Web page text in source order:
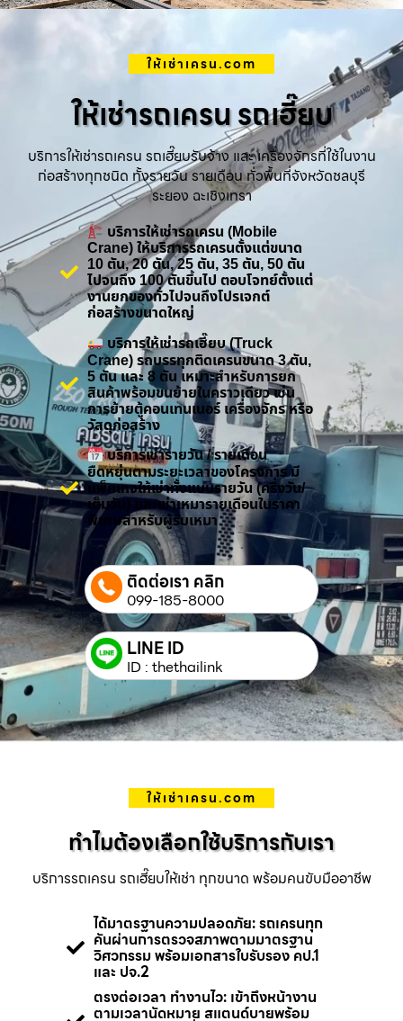
ให้เช่าเครน.com
ให้เช่ารถเครน รถเฮี๊ยบ
บริการให้เช่ารถเครน รถเฮี๊ยบรับจ้าง และ เครื่องจักรที่ใช้ในงาน
ก่อสร้างทุกชนิด ทั้งรายวัน รายเดือน ทั่วพื้นที่จังหวัดชลบุรี
ระยอง ฉะเชิงเทรา
บริการให้เช่ารถเครน (Mobile
Crane) ให้บริการรถเครนตั้งแต่ขนาด
10 ตัน, 20 ตัน, 25 ตัน, 35 ตัน, 50 ตัน
ไปจนถึง 100 ตันขึ้นไป ตอบโจทย์ตั้งแต่
งานยกของทั่วไปจนถึงโปรเจกต์
ก่อสร้างขนาดใหญ่
บริการให้เช่ารถเฮี๊ยบ (Truck
Crane) รถบรรทุกติดเครนขนาด 3 ตัน,
5 ตัน และ 8 ตัน เหมาะสำหรับการยก
สินค้าพร้อมขนย้ายในคราวเดียว เช่น
การย้ายตู้คอนเทนเนอร์ เครื่องจักร หรือ
วัสดุก่อสร้าง
บริการเช่ารายวัน / รายเดือน
ยืดหยุ่นตามระยะเวลาของโครงการ มี
แพ็กเกจให้เช่าทั้งแบบรายวัน (ครึ่งวัน/
เต็มวัน) และเช่าเหมารายเดือนในราคา
พิเศษสำหรับผู้รับเหมา
ติดต่อเรา คลิก
099-185-8000
LINE ID
ID : thethailink
ให้เช่าเครน.com
ทำไมต้องเลือกใช้บริการกับเรา
บริการรถเครน รถเฮี๊ยบให้เช่า ทุกขนาด พร้อมคนขับมืออาชีพ
ได้มาตรฐานความปลอดภัย: รถเครนทุก
คันผ่านการตรวจสภาพตามมาตรฐาน
วิศวกรรม พร้อมเอกสารใบรับรอง คป.1
และ ปจ.2
ตรงต่อเวลา ทำงานไว: เข้าถึงหน้างาน
ตามเวลานัดหมาย สแตนด์บายพร้อม